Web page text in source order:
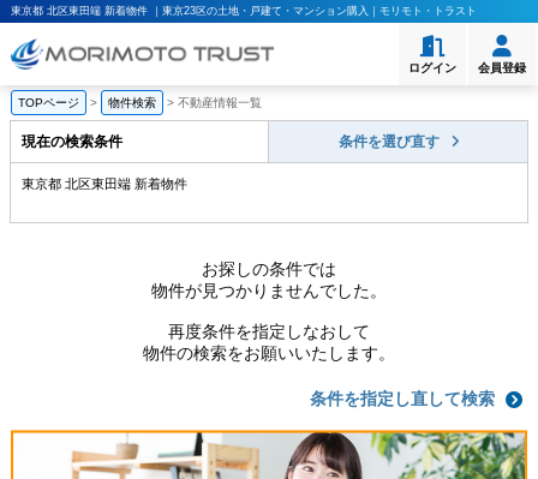
東京都 北区東田端 新着物件 ｜東京23区の土地・戸建て・マンション購入｜モリモト・トラスト
ログイン 会員登録
TOPページ > 物件検索 > 不動産情報一覧
現在の検索条件 条件を選び直す
東京都 北区東田端 新着物件
お探しの条件では
物件が見つかりませんでした。
再度条件を指定しなおして
物件の検索をお願いいたします。
条件を指定し直して検索